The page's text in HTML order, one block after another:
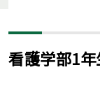
看護学部1年